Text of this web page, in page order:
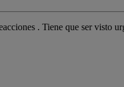
. Tiene que ser visto